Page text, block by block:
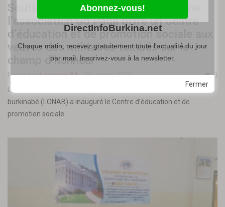
Soutien à la lutte contre le terrorisme :
l’association Go Paga offre un Centre
d’éducation et de promotion sociale aux
veuves des militaires tombés sur le
champ d’honneur
Posté parLassané BA-28 janvier 2023
0
L’Association GO PAGA en partenariat avec la Loterie nationale
burkinabè (LONAB) a inauguré le Centre d’éducation et de
promotion sociale…
Fermer
DirectInfoBurkina.net
Chaque matin, recevez gratuitement toute l'actualité du jour
par mail. Inscrivez-vous à la newsletter.